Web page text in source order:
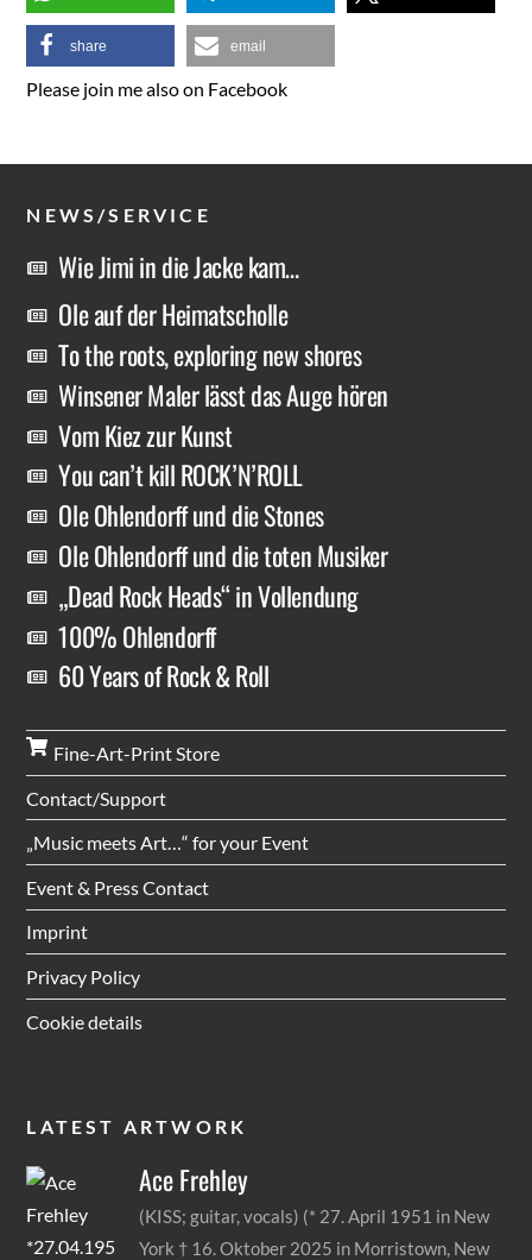
share email
Please join me also on Facebook
NEWS/SERVICE
Wie Jimi in die Jacke kam…
Ole auf der Heimatscholle
To the roots, exploring new shores
Winsener Maler lässt das Auge hören
Vom Kiez zur Kunst
You can’t kill ROCK’N’ROLL
Ole Ohlendorff und die Stones
Ole Ohlendorff und die toten Musiker
„Dead Rock Heads“ in Vollendung
100% Ohlendorff
60 Years of Rock & Roll
Fine-Art-Print Store
Contact/Support
„Music meets Art…“ for your Event
Event & Press Contact
Imprint
Privacy Policy
Cookie details
LATEST ARTWORK
AceFrehley
(KISS; guitar, vocals) (* 27. April 1951 in New
York † 16. Oktober 2025 in Morristown, New